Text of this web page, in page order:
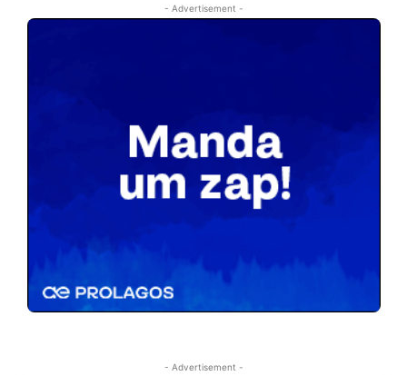
- Advertisement -
- Advertisement -